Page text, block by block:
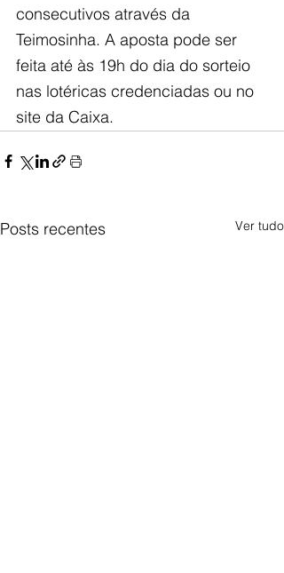
consecutivos através da
Teimosinha. A aposta pode ser
feita até às 19h do dia do sorteio
nas lotéricas credenciadas ou no
site da Caixa.
Posts recentes Ver tudo